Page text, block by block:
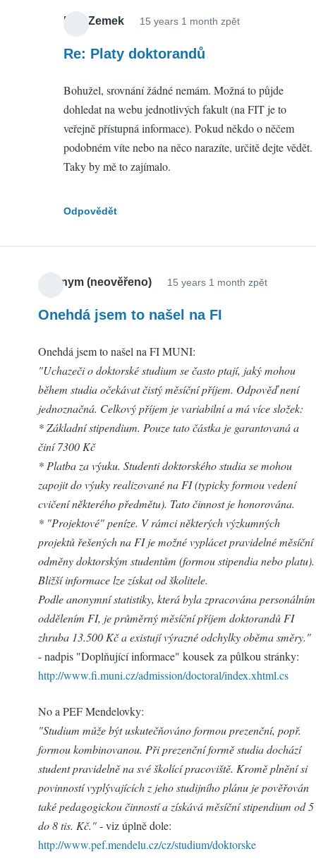
Petr Zemek 15 years 1 month zpět
Platy
doktorandů
by
Karel
Re: Platy doktorandů
Bohužel, srovnání žádné nemám. Možná to půjde
dohledat na webu jednotlivých fakult (na FIT je to
veřejně přístupná informace). Pokud někdo o něčem
podobném víte nebo na něco narazíte, určitě dejte vědět.
Taky by mě to zajímalo.
Odpovědět
Anonym (neověřeno) 15 years 1 month zpět
Onehdá jsem to našel na FI
Onehdá jsem to našel na FI MUNI:
"Uchazeči o doktorské studium se často ptají, jaký mohou
během studia očekávat čistý měsíční příjem. Odpověď není
jednoznačná. Celkový příjem je variabilní a má více složek:
* Základní stipendium. Pouze tato částka je garantovaná a
činí 7300 Kč
* Platba za výuku. Studenti doktorského studia se mohou
zapojit do výuky realizované na FI (typicky formou vedení
cvičení některého předmětu). Tato činnost je honorována.
* "Projektové" peníze. V rámci některých výzkumných
projektů řešených na FI je možné vyplácet pravidelné měsíční
odměny doktorským studentům (formou stipendia nebo platu).
Bližší informace lze získat od školitele.
Podle anonymní statistiky, která byla zpracována personálním
oddělením FI, je průměrný měsíční příjem doktorandů FI
zhruba 13.500 Kč a existují výrazné odchylky oběma směry."
- nadpis "Doplňující informace" kousek za půlkou stránky:
http://www.fi.muni.cz/admission/doctoral/index.xhtml.cs
No a PEF Mendelovky:
"Studium může být uskutečňováno formou prezenční, popř.
formou kombinovanou. Při prezenční formě studia dochází
student pravidelně na své školící pracoviště. Kromě plnění si
povinností vyplývajících z jeho studijního plánu je pověřován
také pedagogickou činností a získává měsíční stipendium od 5
do 8 tis. Kč."- viz úplně dole:
http://www.pef.mendelu.cz/cz/studium/doktorske